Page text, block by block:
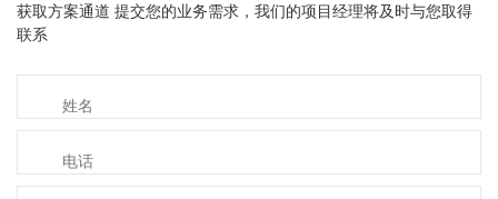
获取方案通道 提交您的业务需求，我们的项目经理将及时与您取得
联系